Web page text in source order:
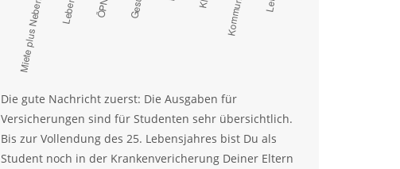
Die gute Nachricht zuerst: Die Ausgaben für
Versicherungen sind für Studenten sehr übersichtlich.
Bis zur Vollendung des 25. Lebensjahres bist Du als
Student noch in der Krankenvericherung Deiner Eltern